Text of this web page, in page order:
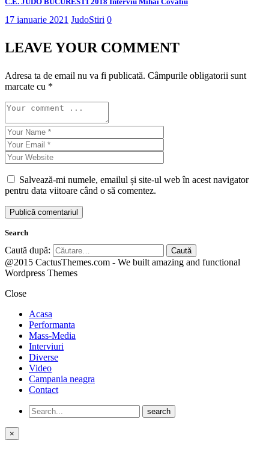
17 ianuarie 2021 JudoStiri 0
LEAVE YOUR COMMENT
Adresa ta de email nu va fi publicată. Câmpurile obligatorii sunt
marcate cu *
Salvează-mi numele, emailul și site-ul web în acest navigator
pentru data viitoare când o să comentez.
Search
Caută după:
@2015 CactusThemes.com - We built amazing and functional
Wordpress Themes
Close
Acasa
Performanta
Mass-Media
Interviuri
Diverse
Video
Campania neagra
Contact
×